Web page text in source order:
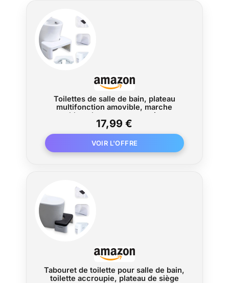
Toilettes de salle de bain, plateau
multifonction amovible, marche
portable, tabouret squat pratique et
compact, robuste (blanc)
17,99 €
Tabouret de toilette pour salle de bain,
toilette accroupie, plateau de siège